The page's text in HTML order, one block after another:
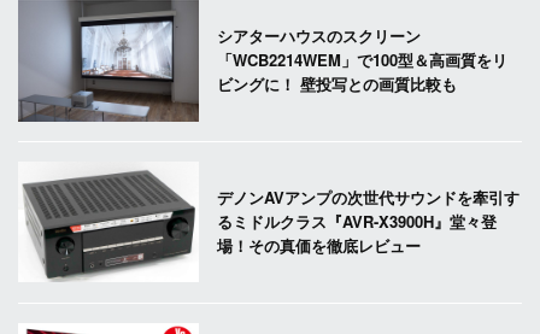
シアターハウスのスクリーン
「WCB2214WEM」で100型＆高画質をリ
ビングに！ 壁投写との画質比較も
デノンAVアンプの次世代サウンドを牽引す
るミドルクラス『AVR-X3900H』堂々登
場！その真価を徹底レビュー